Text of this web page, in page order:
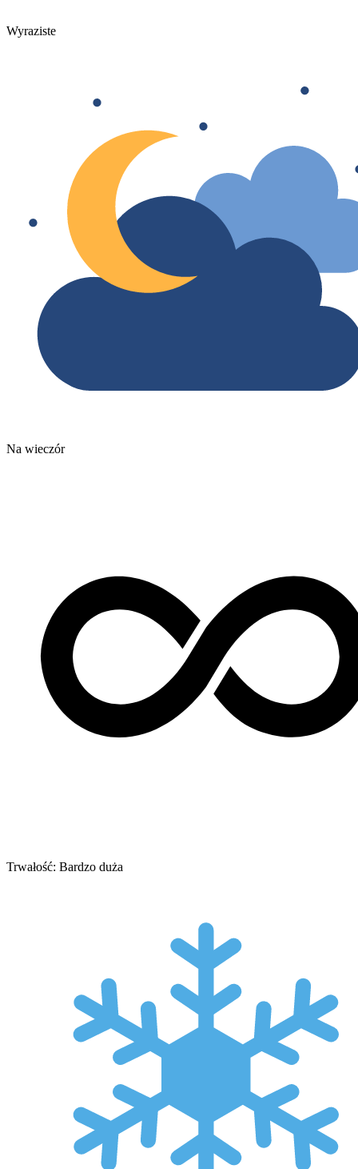
Wyraziste
Na wieczór
Trwałość: Bardzo duża